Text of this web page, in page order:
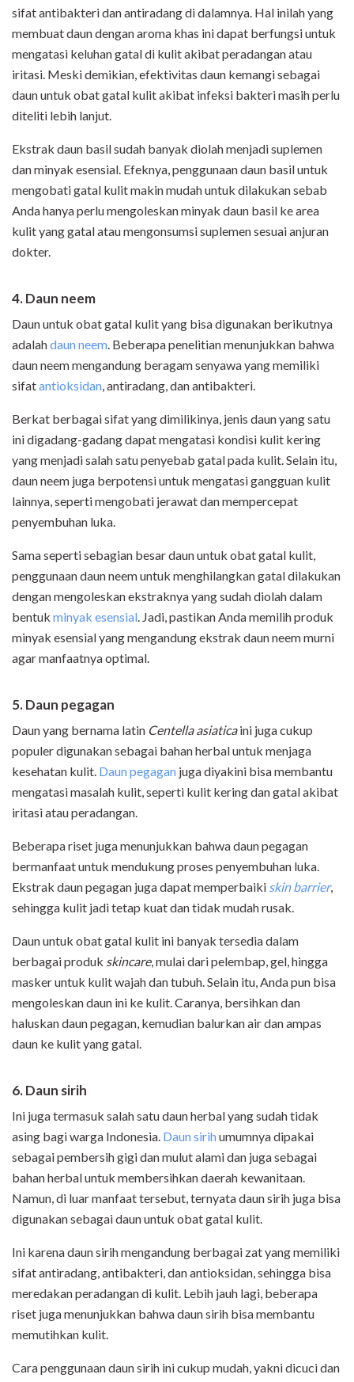
sifat antibakteri dan antiradang di dalamnya. Hal inilah yang
membuat daun dengan aroma khas ini dapat berfungsi untuk
mengatasi keluhan gatal di kulit akibat peradangan atau
iritasi. Meski demikian, efektivitas daun kemangi sebagai
daun untuk obat gatal kulit akibat infeksi bakteri masih perlu
diteliti lebih lanjut.
Ekstrak daun basil sudah banyak diolah menjadi suplemen
dan minyak esensial. Efeknya, penggunaan daun basil untuk
mengobati gatal kulit makin mudah untuk dilakukan sebab
Anda hanya perlu mengoleskan minyak daun basil ke area
kulit yang gatal atau mengonsumsi suplemen sesuai anjuran
dokter.
4. Daun neem
Daun untuk obat gatal kulit yang bisa digunakan berikutnya
adalahdaun neem . Beberapa penelitian menunjukkan bahwa
daun neem mengandung beragam senyawa yang memiliki
sifatantioksidan , antiradang, dan antibakteri.
Berkat berbagai sifat yang dimilikinya, jenis daun yang satu
ini digadang-gadang dapat mengatasi kondisi kulit kering
yang menjadi salah satu penyebab gatal pada kulit. Selain itu,
daun neem juga berpotensi untuk mengatasi gangguan kulit
lainnya, seperti mengobati jerawat dan mempercepat
penyembuhan luka.
Sama seperti sebagian besar daun untuk obat gatal kulit,
penggunaan daun neem untuk menghilangkan gatal dilakukan
dengan mengoleskan ekstraknya yang sudah diolah dalam
bentuk minyak esensial . Jadi, pastikan Anda memilih produk
minyak esensial yang mengandung ekstrak daun neem murni
agar manfaatnya optimal.
5. Daun pegagan
Daun yang bernama latin Centella asiaticaini juga cukup
populer digunakan sebagai bahan herbal untuk menjaga
kesehatan kulit. Daun pegagan juga diyakini bisa membantu
mengatasi masalah kulit, seperti kulit kering dan gatal akibat
iritasi atau peradangan.
Beberapa riset juga menunjukkan bahwa daun pegagan
bermanfaat untuk mendukung proses penyembuhan luka.
Ekstrak daun pegagan juga dapat memperbaiki skin barrier,
sehingga kulit jadi tetap kuat dan tidak mudah rusak.
Daun untuk obat gatal kulit ini banyak tersedia dalam
berbagai produk skincare, mulai dari pelembap, gel, hingga
masker untuk kulit wajah dan tubuh. Selain itu, Anda pun bisa
mengoleskan daun ini ke kulit. Caranya, bersihkan dan
haluskan daun pegagan, kemudian balurkan air dan ampas
daun ke kulit yang gatal.
6. Daun sirih
Ini juga termasuk salah satu daun herbal yang sudah tidak
asing bagi warga Indonesia. Daun sirihumumnya dipakai
sebagai pembersih gigi dan mulut alami dan juga sebagai
bahan herbal untuk membersihkan daerah kewanitaan.
Namun, di luar manfaat tersebut, ternyata daun sirih juga bisa
digunakan sebagai daun untuk obat gatal kulit.
Ini karena daun sirih mengandung berbagai zat yang memiliki
sifat antiradang, antibakteri, dan antioksidan, sehingga bisa
meredakan peradangan di kulit. Lebih jauh lagi, beberapa
riset juga menunjukkan bahwa daun sirih bisa membantu
memutihkan kulit.
Cara penggunaan daun sirih ini cukup mudah, yakni dicuci dan